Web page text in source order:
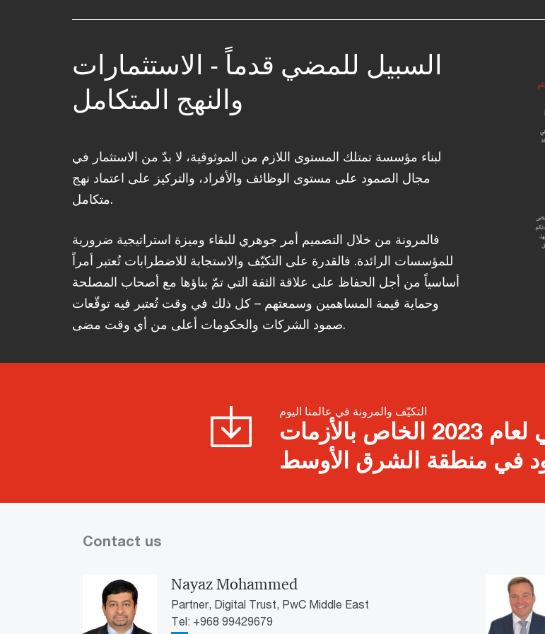
المسؤولية
بالنسبة إلى جميع المؤسسات، إلا أن عدم وجود مسؤولية واضحة على
مستوى المؤسسة يمكن أن يحدّ من قدرتها على التركيز والسير باتجاه
أن يضمن دمج القدرة على الصمود في العمليات والثقافة على صعيد
السبيل للمضي قدماً - الاستثمارات
والنهج المتكامل
لبناء مؤسسة تمتلك المستوى اللازم من الموثوقية، لا بدّ من الاستثمار في
مجال الصمود على مستوى الوظائف والأفراد، والتركيز على اعتماد نهج
متكامل.
فالمرونة من خلال التصميم أمر جوهري للبقاء وميزة استراتيجية ضرورية
للمؤسسات الرائدة. فالقدرة على التكيّف والاستجابة للاضطرابات تُعتبر أمراً
أساسياً من أجل الحفاظ على علاقة الثقة التي تمّ بناؤها مع أصحاب المصلحة
وحماية قيمة المساهمين وسمعتهم – كل ذلك في وقت تُعتبر فيه توقّعات
صمود الشركات والحكومات أعلى من أي وقت مضى.
التكيّف والمرونة في عالمنا اليوم
استطلاع بي دبليو سي لعام 2023 الخاص بالأزمات
Contact us
Nayaz Mohammed
Partner, Digital Trust, PwC Middle East
Tel: +968 99429679